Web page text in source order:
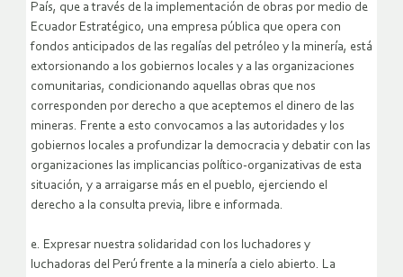
País, que a través de la implementación de obras por medio de
Ecuador Estratégico, una empresa pública que opera con
fondos anticipados de las regalías del petróleo y la minería, está
extorsionando a los gobiernos locales y a las organizaciones
comunitarias, condicionando aquellas obras que nos
corresponden por derecho a que aceptemos el dinero de las
mineras. Frente a esto convocamos a las autoridades y los
gobiernos locales a profundizar la democracia y debatir con las
organizaciones las implicancias político-organizativas de esta
situación, y a arraigarse más en el pueblo, ejerciendo el
derecho a la consulta previa, libre e informada.
e. Expresar nuestra solidaridad con los luchadores y
luchadoras del Perú frente a la minería a cielo abierto. La